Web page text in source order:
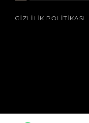
GIZLILIK POLITIKASI